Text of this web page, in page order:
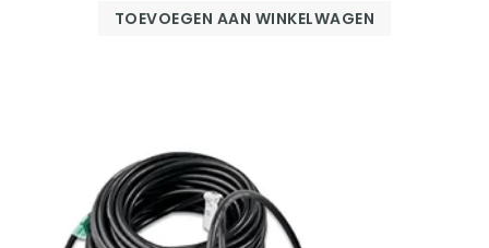
TOEVOEGEN AAN WINKELWAGEN